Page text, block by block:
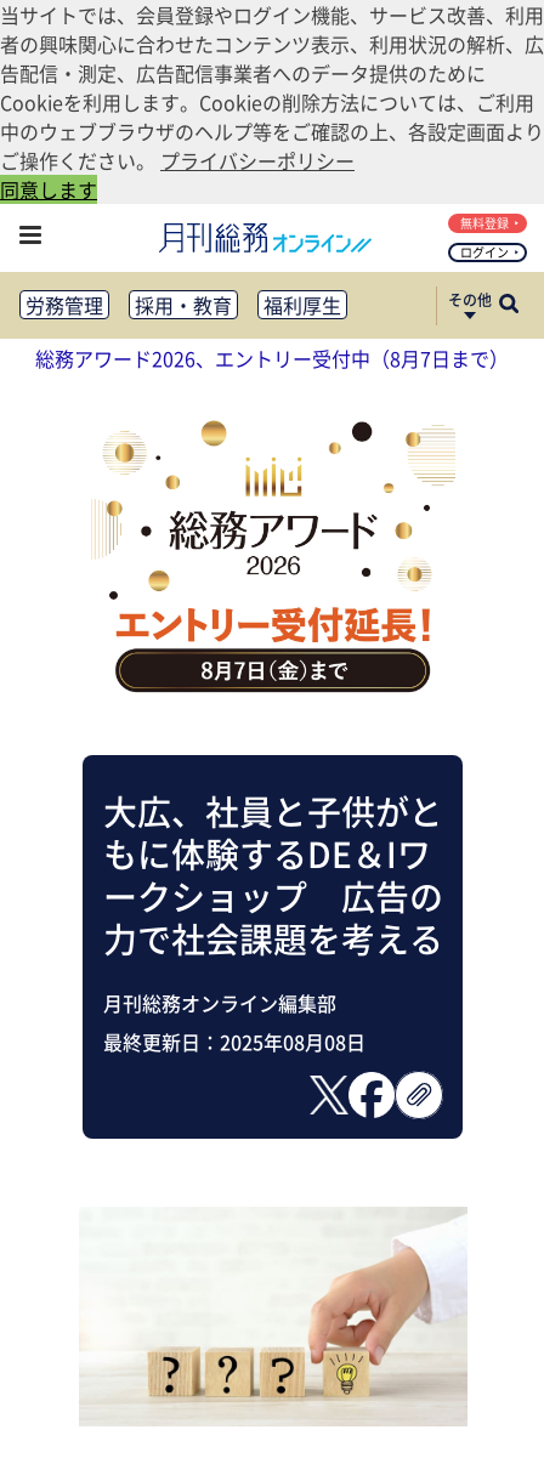
当サイトでは、会員登録やログイン機能、サービス改善、利用
者の興味関心に合わせたコンテンツ表示、利用状況の解析、広
告配信・測定、広告配信事業者へのデータ提供のために
Cookieを利用します。Cookieの削除方法については、ご利用
中のウェブブラウザのヘルプ等をご確認の上、各設定画面より
ご操作ください。 プライバシーポリシー
同意します
ログイン
無料登録
労務管理 採用・教育
福利厚生
健康経営
働き方改革
法務・コンプライアンス
リスクマネジメント・BCP
社外・社内広報
社外・社内コミュニケーション活性化
FM・オフィス移転
CSR・SDGs
テクノロジー活用・DX
助成金・補助金・コスト削減
アウトソーシング・BPO
調査・レポート
その他
総務アワード2026、エントリー受付中（8月7日まで）
大広、社員と子供がと
もに体験するDE＆Iワ
ークショップ 広告の
力で社会課題を考える
月刊総務オンライン編集部
最終更新日： 2025年08月08日